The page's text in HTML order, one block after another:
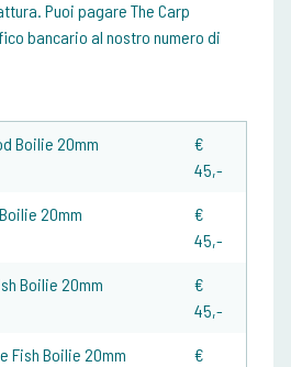
Puoi pagare The Carp
bancario al nostro numero di
Boilie 20mm
€
45,-
20mm
€
45,-
Boilie 20mm
€
45,-
Fish Boilie 20mm
€